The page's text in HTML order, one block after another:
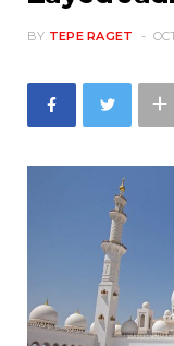
BY TEPE RAGET